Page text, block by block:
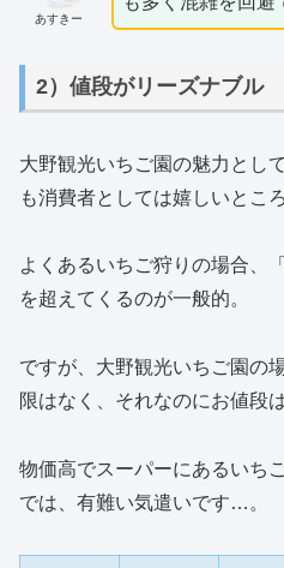
あすきー
2）値段がリーズナブル
大野観光いちご園の魅力とし
も消費者としては嬉しいところ
よくあるいちご狩りの場合、
を超えてくるのが一般的。
ですが、大野観光いちご園の
限はなく、それなのにお値段
物価高でスーパーにあるいち
では、有難い気遣いです…。